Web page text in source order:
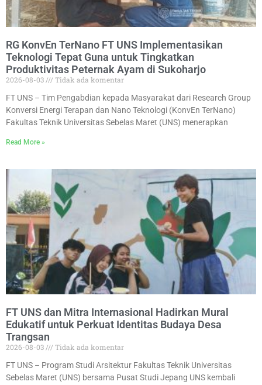
RG KonvEn TerNano FT UNS Implementasikan
Teknologi Tepat Guna untuk Tingkatkan
Produktivitas Peternak Ayam di Sukoharjo
2026-08-03
Tidak ada komentar
FT UNS – Tim Pengabdian kepada Masyarakat dari Research Group
Konversi Energi Terapan dan Nano Teknologi (KonvEn TerNano)
Fakultas Teknik Universitas Sebelas Maret (UNS) menerapkan
Read More »
FT UNS dan Mitra Internasional Hadirkan Mural
Edukatif untuk Perkuat Identitas Budaya Desa
Trangsan
2026-08-03
Tidak ada komentar
FT UNS – Program Studi Arsitektur Fakultas Teknik Universitas
Sebelas Maret (UNS) bersama Pusat Studi Jepang UNS kembali